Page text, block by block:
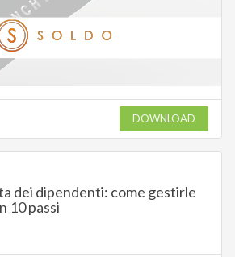
DOWNLOAD
dei dipendenti: come gestirle
10 passi